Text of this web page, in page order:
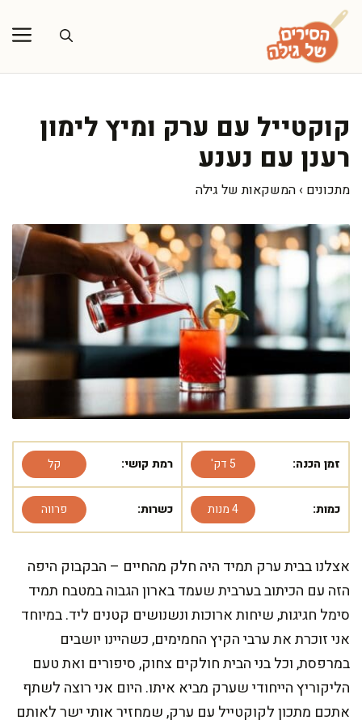
לדלג
לתוכן
קוקטייל עם ערק ומיץ לימון
רענן עם נענע
מתכונים › המשקאות של גילה
זמן הכנה: 5 דק' רמת קושי: קל
כמות: 4 מנות כשרות: פרווה
אצלנו בבית ערק תמיד היה חלק מהחיים – הבקבוק היפה
הזה עם הכיתוב בערבית שעמד בארון הגבוה במטבח תמיד
סימל חגיגות, שיחות ארוכות ונשנושים קטנים ליד. במיוחד
אני זוכרת את ערבי הקיץ החמימים, כשהיינו יושבים
במרפסת, וכל בני הבית חולקים צחוק, סיפורים ואת טעם
הליקוריץ הייחודי שערק מביא איתו. היום אני רוצה לשתף
אתכם מתכון לקוקטייל עם ערק, שמחזיר אותי ישר לאותם